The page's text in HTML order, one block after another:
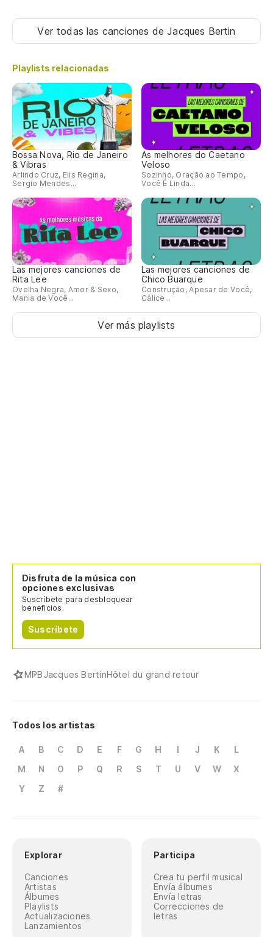
Ver todas las canciones de Jacques Bertin
Playlists relacionadas
Bossa Nova, Rio de Janeiro
& Vibras
Arlindo Cruz, Elis Regina,
Sergio Mendes...
As melhores do Caetano
Veloso
Sozinho, Oração ao Tempo,
Você É Linda...
Las mejores canciones de
Rita Lee
Ovelha Negra, Amor & Sexo,
Mania de Você...
Las mejores canciones de
Chico Buarque
Construção, Apesar de Você,
Cálice...
Ver más playlists
Disfruta de la música con
opciones exclusivas
Suscríbete para desbloquear
beneficios.
Suscríbete
MPBJacques BertinHôtel du grand retour
Todos los artistas
A B C D E F G H I J K
L
M
N O P Q R S T U V W
X
Y
Z #
Explorar
Canciones
Artistas
Álbumes
Playlists
Actualizaciones
Lanzamientos
Participa
Crea tu perfil musical
Envía álbumes
Envía letras
Correcciones de
letras